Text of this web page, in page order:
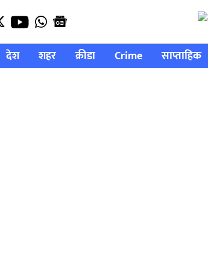
देश शहर क्रीडा Crime साप्ताहिक